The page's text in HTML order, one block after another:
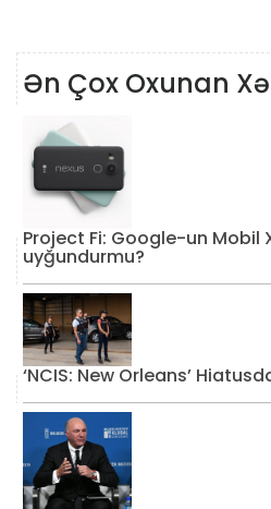
Ən Çox Oxunan
Project Fi: Google-un Mobil
uyğundurmu?
‘NCIS: New Orleans’